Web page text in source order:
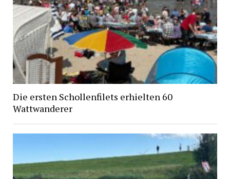
Die ersten Schollenfilets erhielten 60
Wattwanderer